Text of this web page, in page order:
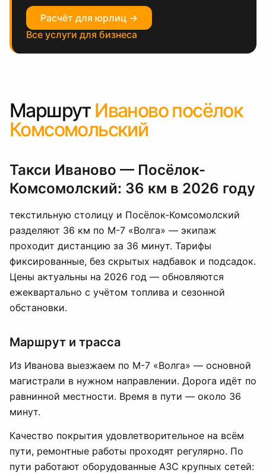
Расчёт для юрлиц →
Все услуги для бизнеса
Маршрут Иваново посёлок
Комсомольский
Такси Иваново — Посёлок-
Комсомолский: 36 км в 2026 году
текстильную столицу и Посёлок-Комсомолский
разделяют 36 км по М-7 «Волга» — экипаж
проходит дистанцию за 36 минут. Тарифы
фиксированные, без скрытых надбавок и подсадок.
Цены актуальны на 2026 год — обновляются
ежеквартально с учётом топлива и сезонной
обстановки.
Маршрут и трасса
Из Иванова выезжаем по М-7 «Волга» — основной
магистрали в нужном направлении. Дорога идёт по
равнинной местности. Время в пути — около 36
минут.
Качество покрытия удовлетворительное на всём
пути, ремонтные работы проходят регулярно. По
пути работают оборудованные АЗС крупных сетей: